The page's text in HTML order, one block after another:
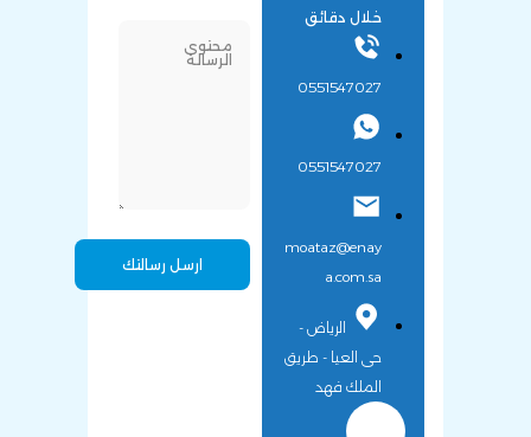
خلال دقائق
0551547027
0551547027
moataz@enay
a.com.sa
الرياض -
حى العيا - طريق
الملك فهد